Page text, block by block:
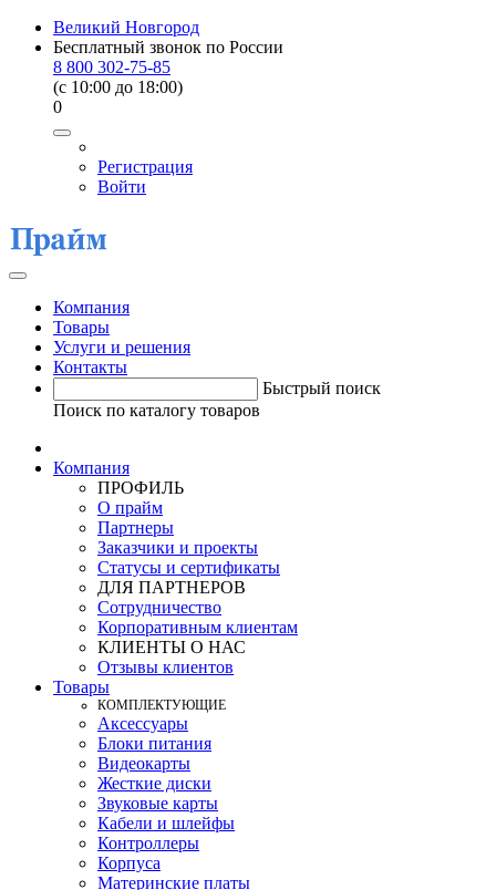
Великий Новгород
Бесплатный звонок по России
8 800 302-75-85
(c 10:00 до 18:00)
0
Регистрация
Войти
Компания
Товары
Услуги и решения
Контакты
Быстрый поиск
Поиск по каталогу товаров
Компания
ПРОФИЛЬ
О прайм
Партнеры
Заказчики и проекты
Статусы и сертификаты
ДЛЯ ПАРТНЕРОВ
Сотрудничество
Корпоративным клиентам
КЛИЕНТЫ О НАС
Отзывы клиентов
Товары
КOМПЛЕКТУЮЩИЕ
Аксессуары
Блоки питания
Видеокарты
Жесткие диски
Звуковые карты
Кабели и шлейфы
Контроллеры
Корпуса
Материнские платы